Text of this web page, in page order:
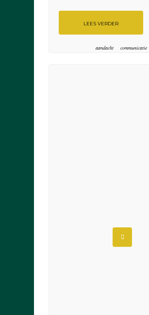
LEES VERDER
aandacht communicatie